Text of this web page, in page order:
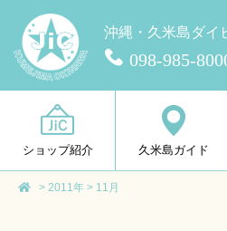
沖縄・久米島ダイ
098-985-
ショップ紹介 久米島ガイド
> 2011年 > 11月